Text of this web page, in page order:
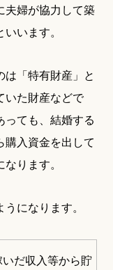
夫婦が協力して築
います。
「特有財産」と
いた財産などで
ても、結婚する
入資金を出して
ります。
になります。
いだ収入等から貯